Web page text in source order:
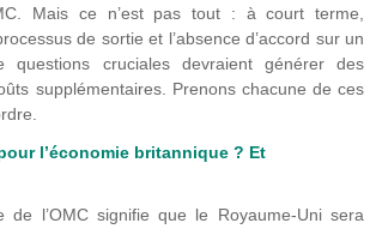
Mais ce n’est pas tout : à court terme,
de sortie et l’absence d’accord sur un
questions cruciales devraient générer des
supplémentaires. Prenons chacune de ces
l’économie britannique ? Et
de l’OMC signifie que le Royaume-Uni sera